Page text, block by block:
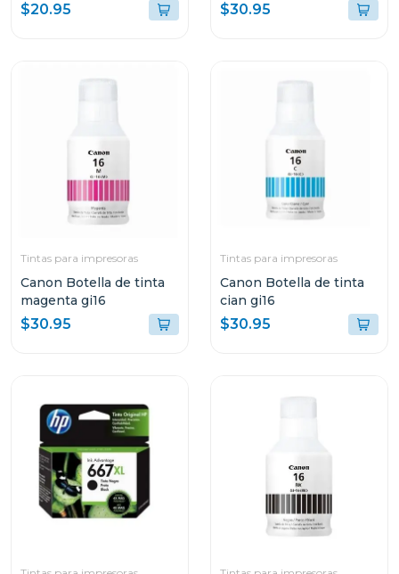
$20.95 $30.95
Tintas para impresoras
Canon Botella de tinta
magenta gi16
$30.95
Tintas para impresoras
Canon Botella de tinta
cian gi16
$30.95